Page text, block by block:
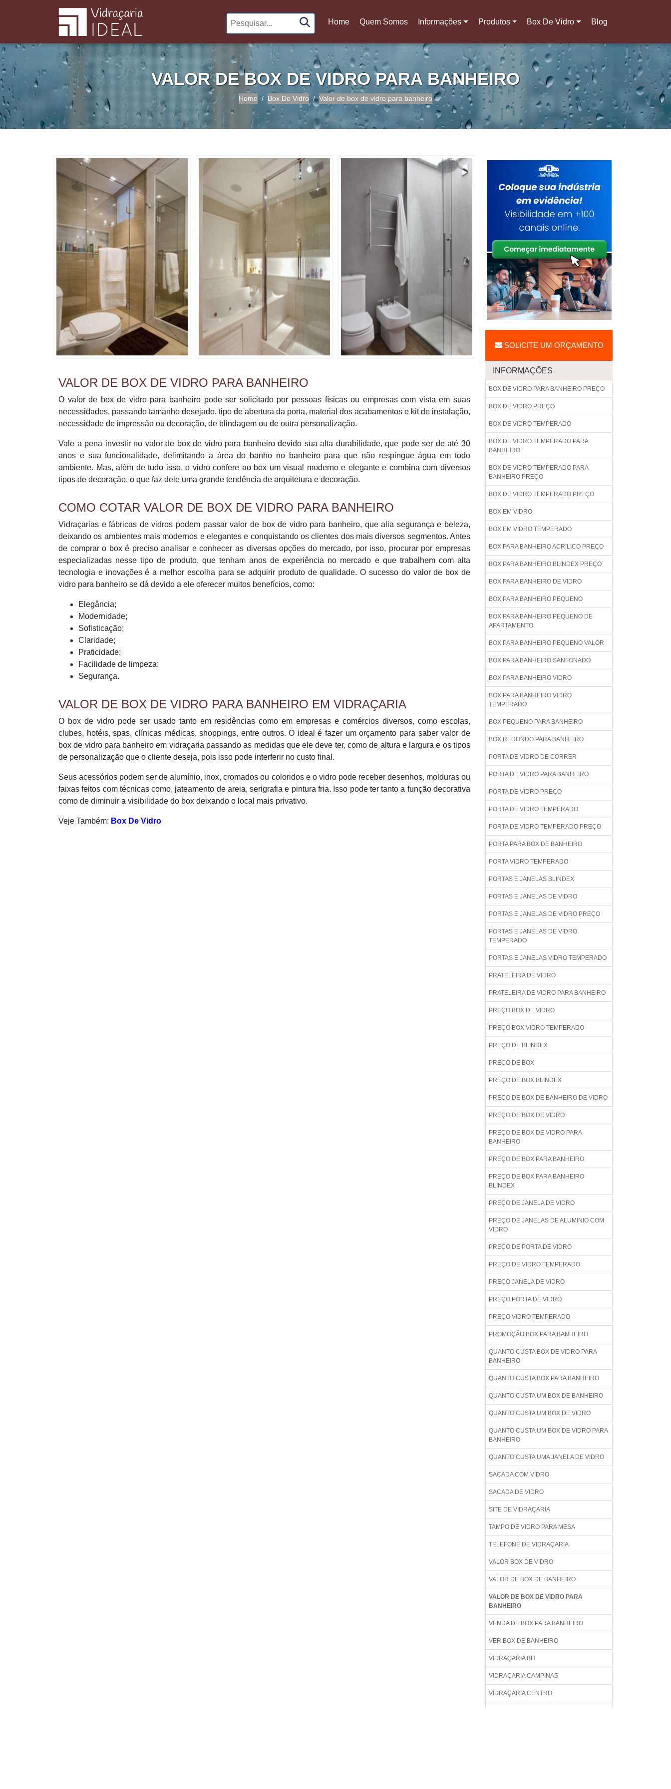
Home
(current)
Quem Somos Informações Produtos Box De Vidro Blog
VALOR DE BOX DE VIDRO PARA BANHEIRO
Home Box De Vidro Valor de box de vidro para banheiro
VALOR DE BOX DE VIDRO PARA BANHEIRO
O valor de box de vidro para banheiro pode ser solicitado por pessoas físicas ou empresas com vista em suas
necessidades, passando tamanho desejado, tipo de abertura da porta, material dos acabamentos e kit de instalação,
necessidade de impressão ou decoração, de blindagem ou de outra personalização.
Vale a pena investir no valor de box de vidro para banheiro devido sua alta durabilidade, que pode ser de até 30
anos e sua funcionalidade, delimitando a área do banho no banheiro para que não respingue água em todo
ambiente. Mas, além de tudo isso, o vidro confere ao box um visual moderno e elegante e combina com diversos
tipos de decoração, o que faz dele uma grande tendência de arquitetura e decoração.
COMO COTAR VALOR DE BOX DE VIDRO PARA BANHEIRO
Vidraçarias e fábricas de vidros podem passar valor de box de vidro para banheiro, que alia segurança e beleza,
deixando os ambientes mais modernos e elegantes e conquistando os clientes dos mais diversos segmentos. Antes
de comprar o box é preciso analisar e conhecer as diversas opções do mercado, por isso, procurar por empresas
especializadas nesse tipo de produto, que tenham anos de experiência no mercado e que trabalhem com alta
tecnologia e inovações é a melhor escolha para se adquirir produto de qualidade. O sucesso do valor de box de
vidro para banheiro se dá devido a ele oferecer muitos benefícios, como:
Elegância;
Modernidade;
Sofisticação;
Claridade;
Praticidade;
Facilidade de limpeza;
Segurança.
VALOR DE BOX DE VIDRO PARA BANHEIRO EM VIDRAÇARIA
O box de vidro pode ser usado tanto em residências como em empresas e comércios diversos, como escolas,
clubes, hotéis, spas, clínicas médicas, shoppings, entre outros. O ideal é fazer um orçamento para saber valor de
box de vidro para banheiro em vidraçaria passando as medidas que ele deve ter, como de altura e largura e os tipos
de personalização que o cliente deseja, pois isso pode interferir no custo final.
Seus acessórios podem ser de alumínio, inox, cromados ou coloridos e o vidro pode receber desenhos, molduras ou
faixas feitos com técnicas como, jateamento de areia, serigrafia e pintura fria. Isso pode ter tanto a função decorativa
como de diminuir a visibilidade do box deixando o local mais privativo.
Veje Também: Box De Vidro
SOLICITE UM ORÇAMENTO
INFORMAÇÕES
BOX DE VIDRO PARA BANHEIRO PREÇO
BOX DE VIDRO PREÇO
BOX DE VIDRO TEMPERADO
BOX DE VIDRO TEMPERADO PARA
BANHEIRO
BOX DE VIDRO TEMPERADO PARA
BANHEIRO PREÇO
BOX DE VIDRO TEMPERADO PREÇO
BOX EM VIDRO
BOX EM VIDRO TEMPERADO
BOX PARA BANHEIRO ACRILICO PREÇO
BOX PARA BANHEIRO BLINDEX PREÇO
BOX PARA BANHEIRO DE VIDRO
BOX PARA BANHEIRO PEQUENO
BOX PARA BANHEIRO PEQUENO DE
APARTAMENTO
BOX PARA BANHEIRO PEQUENO VALOR
BOX PARA BANHEIRO SANFONADO
BOX PARA BANHEIRO VIDRO
BOX PARA BANHEIRO VIDRO
TEMPERADO
BOX PEQUENO PARA BANHEIRO
BOX REDONDO PARA BANHEIRO
PORTA DE VIDRO DE CORRER
PORTA DE VIDRO PARA BANHEIRO
PORTA DE VIDRO PREÇO
PORTA DE VIDRO TEMPERADO
PORTA DE VIDRO TEMPERADO PREÇO
PORTA PARA BOX DE BANHEIRO
PORTA VIDRO TEMPERADO
PORTAS E JANELAS BLINDEX
PORTAS E JANELAS DE VIDRO
PORTAS E JANELAS DE VIDRO PREÇO
PORTAS E JANELAS DE VIDRO
TEMPERADO
PORTAS E JANELAS VIDRO TEMPERADO
PRATELEIRA DE VIDRO
PRATELEIRA DE VIDRO PARA BANHEIRO
PREÇO BOX DE VIDRO
PREÇO BOX VIDRO TEMPERADO
PREÇO DE BLINDEX
PREÇO DE BOX
PREÇO DE BOX BLINDEX
PREÇO DE BOX DE BANHEIRO DE VIDRO
PREÇO DE BOX DE VIDRO
PREÇO DE BOX DE VIDRO PARA
BANHEIRO
PREÇO DE BOX PARA BANHEIRO
PREÇO DE BOX PARA BANHEIRO
BLINDEX
PREÇO DE JANELA DE VIDRO
PREÇO DE JANELAS DE ALUMINIO COM
VIDRO
PREÇO DE PORTA DE VIDRO
PREÇO DE VIDRO TEMPERADO
PREÇO JANELA DE VIDRO
PREÇO PORTA DE VIDRO
PREÇO VIDRO TEMPERADO
PROMOÇÃO BOX PARA BANHEIRO
QUANTO CUSTA BOX DE VIDRO PARA
BANHEIRO
QUANTO CUSTA BOX PARA BANHEIRO
QUANTO CUSTA UM BOX DE BANHEIRO
QUANTO CUSTA UM BOX DE VIDRO
QUANTO CUSTA UM BOX DE VIDRO PARA
BANHEIRO
QUANTO CUSTA UMA JANELA DE VIDRO
SACADA COM VIDRO
SACADA DE VIDRO
SITE DE VIDRAÇARIA
TAMPO DE VIDRO PARA MESA
TELEFONE DE VIDRAÇARIA
VALOR BOX DE VIDRO
VALOR DE BOX DE BANHEIRO
VALOR DE BOX DE VIDRO PARA
BANHEIRO
VENDA DE BOX PARA BANHEIRO
VER BOX DE BANHEIRO
VIDRAÇARIA BH
VIDRAÇARIA CAMPINAS
VIDRAÇARIA CENTRO